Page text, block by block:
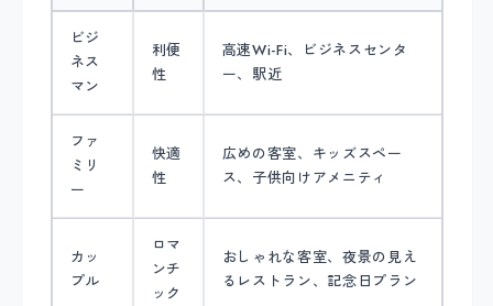
ビジ
ネス
マン
利便
性
高速Wi-Fi、ビジネスセンタ
ー、駅近
ファ
ミリ
ー
快適
性
広めの客室、キッズスペー
ス、子供向けアメニティ
カッ
プル
ロマ
ンチ
ック
おしゃれな客室、夜景の見え
るレストラン、記念日プラン